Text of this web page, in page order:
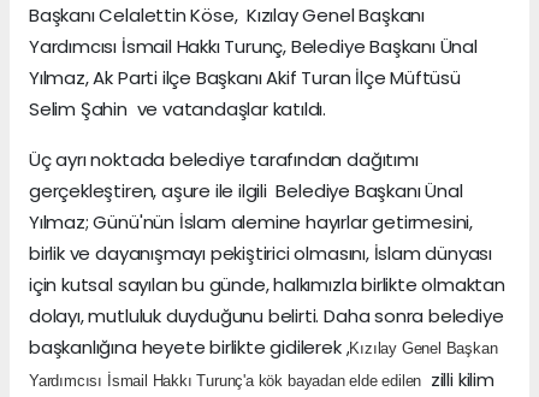
Başkanı Celalettin Köse, Kızılay Genel Başkanı
Yardımcısı İsmail Hakkı Turunç, Belediye Başkanı Ünal
Yılmaz, Ak Parti ilçe Başkanı Akif Turan İlçe Müftüsü
Selim Şahin ve vatandaşlar katıldı.
Üç ayrı noktada belediye tarafından dağıtımı
gerçekleştiren, aşure ile ilgili Belediye Başkanı Ünal
Yılmaz; Günü'nün İslam alemine hayırlar getirmesini,
birlik ve dayanışmayı pekiştirici olmasını, İslam dünyası
için kutsal sayılan bu günde, halkımızla birlikte olmaktan
dolayı, mutluluk duyduğunu belirti. Daha sonra belediye
başkanlığına heyete birlikte gidilerek ,Kızılay Genel Başkan
Yardımcısı İsmail Hakkı Turunç'a kök bayadan elde edilen zilli kilim